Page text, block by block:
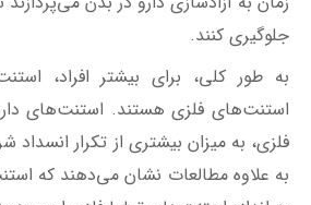
به اندازه استنت‌های تماما فلزی ایمن
تر با داروهای رقیق کننده خون هستند
شدن استنت به دلیل ایجاد لخته‌های
موضوع استنت‌های دارویی را از
خونریزی روبرو هستند یا افرادی که به